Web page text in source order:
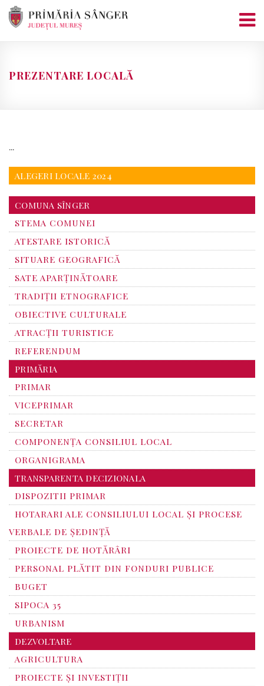
Skip
PREZENTARE LOCALĂ
…
ALEGERI LOCALE 2024
COMUNA SÎNGER
STEMA COMUNEI
ATESTARE ISTORICĂ
SITUARE GEOGRAFICĂ
SATE APARȚINĂTOARE
TRADIȚII ETNOGRAFICE
OBIECTIVE CULTURALE
ATRACȚII TURISTICE
REFERENDUM
PRIMĂRIA
PRIMAR
VICEPRIMAR
SECRETAR
COMPONENȚA CONSILIUL LOCAL
ORGANIGRAMA
TRANSPARENTA DECIZIONALA
DISPOZITII PRIMAR
HOTARARI ALE CONSILIULUI LOCAL ȘI PROCESE
VERBALE DE ȘEDINȚĂ
PROIECTE DE HOTĂRÂRI
PERSONAL PLĂTIT DIN FONDURI PUBLICE
BUGET
SIPOCA 35
URBANISM
DEZVOLTARE
AGRICULTURA
PROIECTE ȘI INVESTIȚII